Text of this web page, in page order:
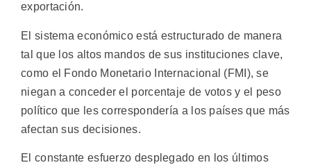
exportación.
El sistema económico está estructurado de manera
tal que los altos mandos de sus instituciones clave,
como el Fondo Monetario Internacional (FMI), se
niegan a conceder el porcentaje de votos y el peso
político que les correspondería a los países que más
afectan sus decisiones.
El constante esfuerzo desplegado en los últimos